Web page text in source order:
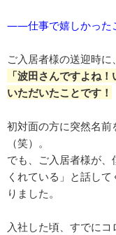
――仕事で嬉しかった
ご入居者様の送迎時に、
「波田さんですよね
いただいたことです！
初対面の方に突然名前
（笑）。
でも、ご入居者様が
くれている」と話し
りました。
入社した頃、すでに